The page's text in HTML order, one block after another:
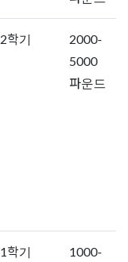
2학기
2000-
5000
파운드
1학기
1000-